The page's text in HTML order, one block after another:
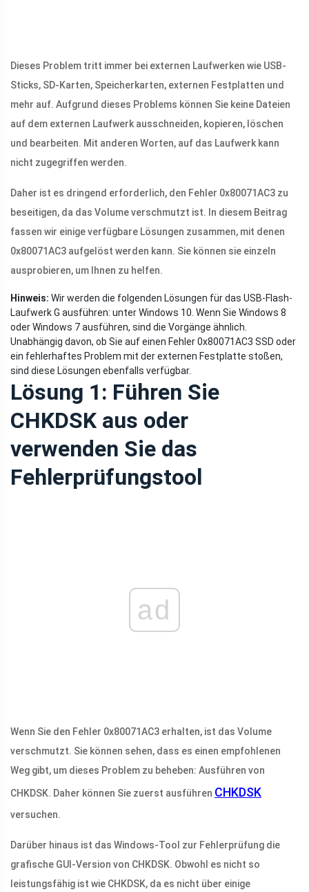
Dieses Problem tritt immer bei externen Laufwerken wie USB-
Sticks, SD-Karten, Speicherkarten, externen Festplatten und
mehr auf. Aufgrund dieses Problems können Sie keine Dateien
auf dem externen Laufwerk ausschneiden, kopieren, löschen
und bearbeiten. Mit anderen Worten, auf das Laufwerk kann
nicht zugegriffen werden.
Daher ist es dringend erforderlich, den Fehler 0x80071AC3 zu
beseitigen, da das Volume verschmutzt ist. In diesem Beitrag
fassen wir einige verfügbare Lösungen zusammen, mit denen
0x80071AC3 aufgelöst werden kann. Sie können sie einzeln
ausprobieren, um Ihnen zu helfen.
Hinweis: Wir werden die folgenden Lösungen für das USB-Flash-
Laufwerk G ausführen: unter Windows 10. Wenn Sie Windows 8
oder Windows 7 ausführen, sind die Vorgänge ähnlich.
Unabhängig davon, ob Sie auf einen Fehler 0x80071AC3 SSD oder
ein fehlerhaftes Problem mit der externen Festplatte stoßen,
sind diese Lösungen ebenfalls verfügbar.
Lösung 1: Führen Sie
CHKDSK aus oder
verwenden Sie das
Fehlerprüfungstool
ad
Wenn Sie den Fehler 0x80071AC3 erhalten, ist das Volume
verschmutzt. Sie können sehen, dass es einen empfohlenen
Weg gibt, um dieses Problem zu beheben: Ausführen von
CHKDSK. Daher können Sie zuerst ausführen CHKDSK
versuchen.
Darüber hinaus ist das Windows-Tool zur Fehlerprüfung die
grafische GUI-Version von CHKDSK. Obwohl es nicht so
leistungsfähig ist wie CHKDSK, da es nicht über einige